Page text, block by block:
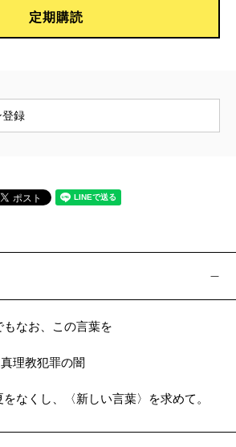
は夜明けを待ちわびる』
トリー』
たない、わけではない。
やまとかたり―古事記をうたう
定期購読
登録
なお、この言葉を
理教犯罪の闇
なくし、〈新しい言葉〉を求めて。